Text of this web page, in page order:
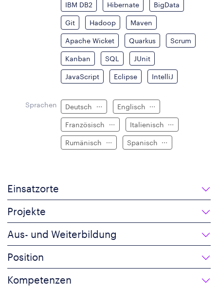
IBM DB2 Hibernate BigData
Git Hadoop Maven
Apache Wicket Quarkus Scrum
Kanban SQL JUnit
JavaScript Eclipse IntelliJ
Sprachen Deutsch Englisch
Französisch Italienisch
Rumänisch Spanisch
Einsatzorte
Projekte
Aus- und Weiterbildung
Position
Kompetenzen